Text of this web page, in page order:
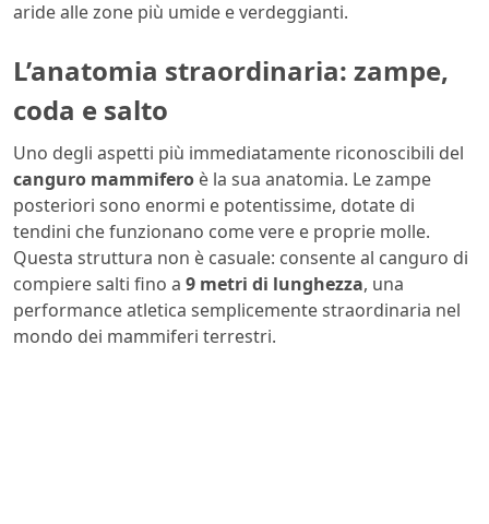
aride alle zone più umide e verdeggianti.
L’anatomia straordinaria: zampe,
coda e salto
Uno degli aspetti più immediatamente riconoscibili del
canguro mammifero è la sua anatomia. Le zampe
posteriori sono enormi e potentissime, dotate di
tendini che funzionano come vere e proprie molle.
Questa struttura non è casuale: consente al canguro di
compiere salti fino a 9 metri di lunghezza, una
performance atletica semplicemente straordinaria nel
mondo dei mammiferi terrestri.